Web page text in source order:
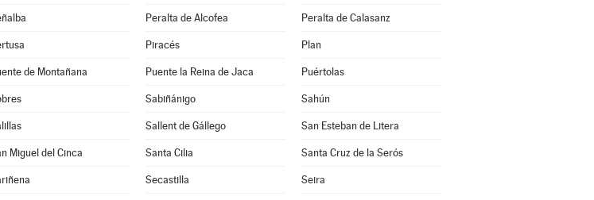
Peralta de Alcofea Peralta de Calasanz
Piracés Plan
de Montañana Puente la Reina de Jaca Puértolas
Sabiñánigo Sahún
Sallent de Gállego San Esteban de Litera
Miguel del Cinca Santa Cilia Santa Cruz de la Serós
Secastilla Seira